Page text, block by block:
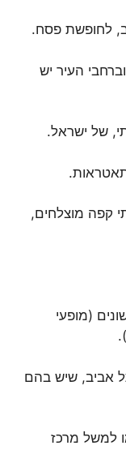
לחופשת פסח.
העיר יש
של ישראל.
תאטראות.
קפה מוצלחים,
(מופעי
אביב, שיש בהם
למשל מרכז